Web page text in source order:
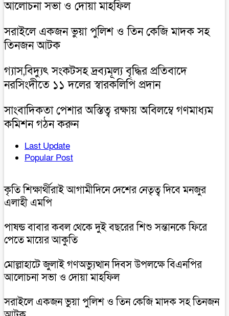
আলোচনা সভা ও দোয়া মাহফিল
সরাইলে একজন ভুয়া পুলিশ ও তিন কেজি মাদক সহ
তিনজন আটক
গ্যাস,বিদ্যুৎ সংকটসহ দ্রব্যমূল্য বৃদ্ধির প্রতিবাদে
নরসিংদীতে ১১ দলের স্বারকলিপি প্রদান
সাংবাদিকতা পেশার অস্তিত্ব রক্ষায় অবিলম্বে গণমাধ্যম
কমিশন গঠন করুন
Last Update
Popular Post
কৃতি শিক্ষার্থীরাই আগামীদিনে দেশের নেতৃত্ব দিবে মনজুর
এলাহী এমপি
পাষন্ড বাবার কবল থেকে দুই বছরের শিশু সন্তানকে ফিরে
পেতে মায়ের আকুতি
মোল্লাহাটে জুলাই গণঅভ্যুত্থান দিবস উপলক্ষে বিএনপির
আলোচনা সভা ও দোয়া মাহফিল
সরাইলে একজন ভুয়া পুলিশ ও তিন কেজি মাদক সহ তিনজন